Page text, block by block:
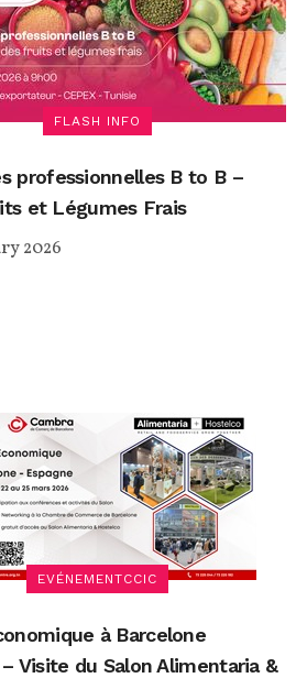
FLASH INFO
professionnelles B to B –
et Légumes Frais
2026
EVÉNEMENTCCIC
à Barcelone
Visite du Salon Alimentaria &